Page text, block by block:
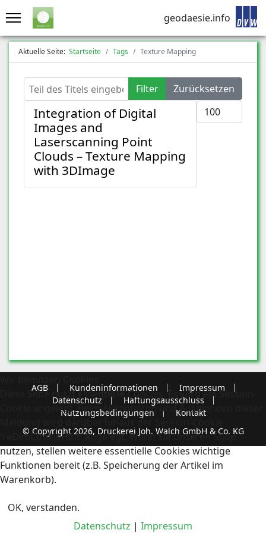
geodaesie.info
Aktuelle Seite: Startseite Tags Texture Mapping
Teil des Titels eingeben Filter
Zurücksetzen
Anzeige #
Integration of Digital
Images and
Laserscanning Point
Clouds – Texture Mapping
with 3DImage
AGB Kundeninformationen
Impressum
Datenschutz
Haftungsausschluss
Nutzungsbedingungen
Kontakt
© Copyright 2026, Druckerei Joh. Walch GmbH & Co. KG
Diese Seite nutzt essentielle Cookies. Es wird ein Session-
Cookie angelegt. Beim Akzeptieren und Ausblenden dieser
Meldung wird darüber hinaus der Session-Cookie
'reDimCookieHint' angelegt. Wenn Sie unseren Shop
nutzen, stellen weitere essentielle Cookies wichtige
Funktionen bereit (z.B. Speicherung der Artikel im
Warenkorb).
OK, verstanden.
Datenschutz | Impressum